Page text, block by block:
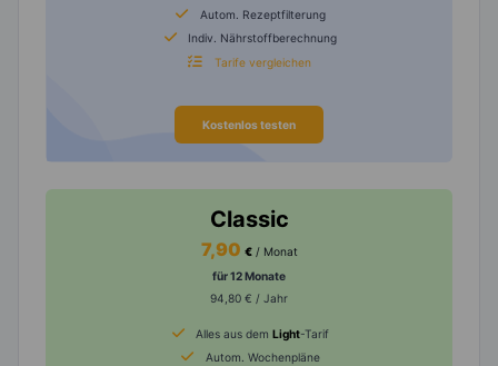
Autom. Rezeptfilterung
Indiv. Nährstoffberechnung
Tarife vergleichen
Kostenlos testen
Classic
7,90 € / Monat
für 12 Monate
94,80 € / Jahr
Alles aus dem Light-Tarif
Autom. Wochenpläne